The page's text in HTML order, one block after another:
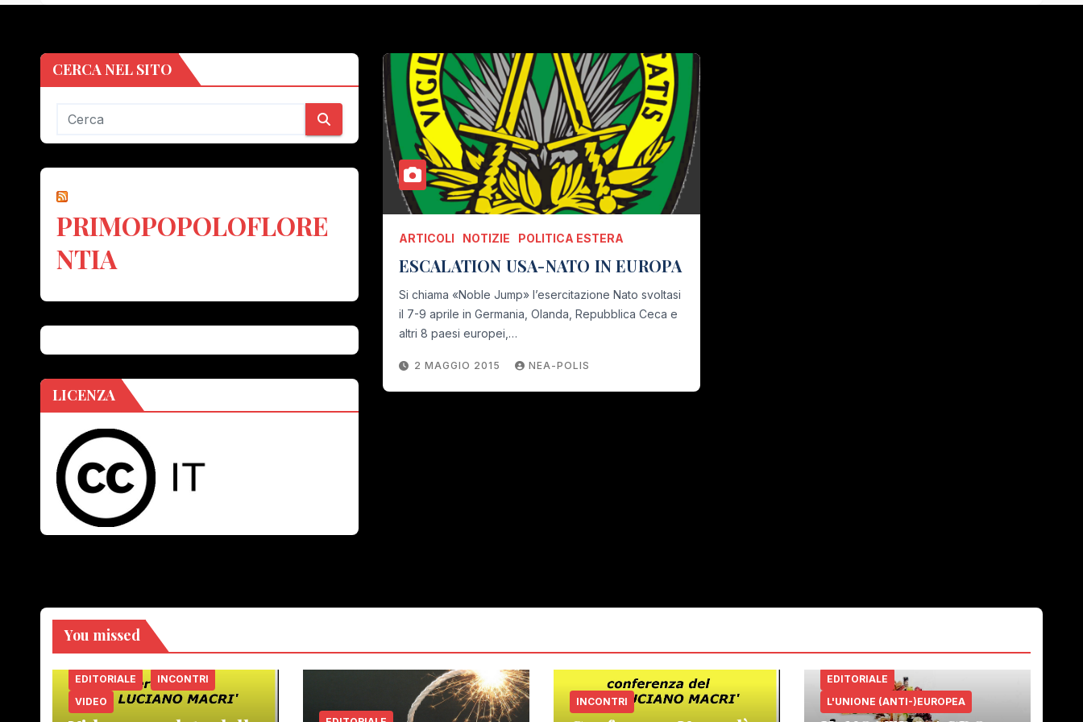
CERCA NEL SITO
PRIMOPOPOLOFLORE
NTIA
LICENZA
ARTICOLI NOTIZIE POLITICA ESTERA
ESCALATION USA-NATO IN EUROPA
Si chiama «Noble Jump» l’esercitazione Nato svoltasi
il 7-9 aprile in Germania, Olanda, Repubblica Ceca e
altri 8 paesi europei,…
2 MAGGIO 2015 NEA-POLIS
You missed
EDITORIALE
INCONTRI
VIDEO
INCONTRI
EDITORIALE
L'UNIONE (ANTI-)EUROPEA